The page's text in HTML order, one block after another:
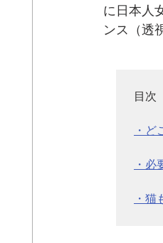
に日本人
ンス（透
目次
・
・必
・猫